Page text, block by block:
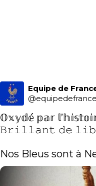
Equipe de France
@equipedefrance
𝕆𝕩𝕪𝕕𝕖́ 𝕡𝕒𝕣
𝙱𝚛𝚒𝚕𝚕𝚊𝚗𝚝 𝚍𝚎
Nos Bleus sont à